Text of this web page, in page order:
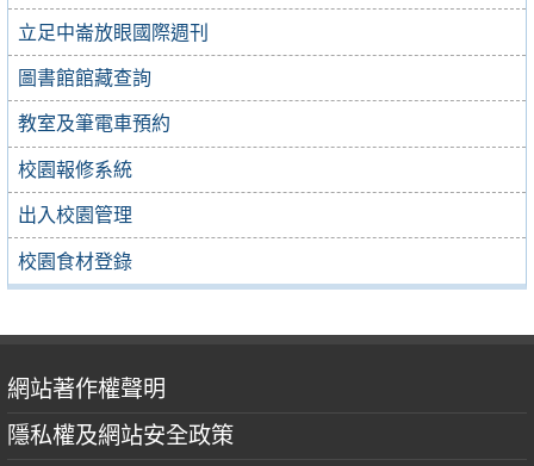
立足中崙放眼國際週刊
圖書館館藏查詢
教室及筆電車預約
校園報修系統
出入校園管理
校園食材登錄
網站著作權聲明
隱私權及網站安全政策